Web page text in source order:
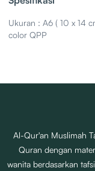
Ukuran : A6 ( 10 x 14
color QPP
Al-Qur'an Muslimah
Quran dengan
wanita berdasarkan